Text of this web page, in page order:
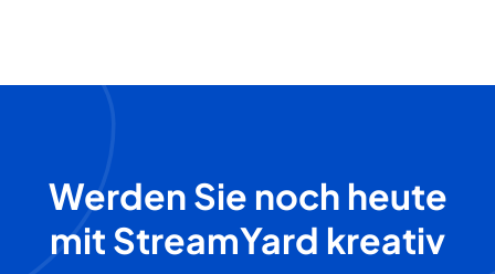
Werden Sie noch heute
mit StreamYard kreativ